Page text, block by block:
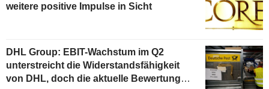
weitere positive Impulse in Sicht
DHL Group: EBIT-Wachstum im Q2
unterstreicht die Widerstandsfähigkeit
von DHL, doch die aktuelle Bewertung